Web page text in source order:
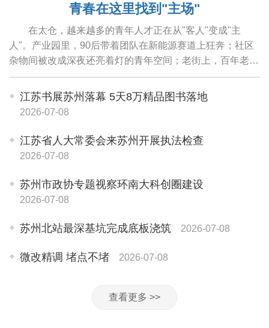
青春在这里找到"主场"
在太仓，越来越多的青年人才正在从"客人"变成"主
人"。产业园里，90后带着团队在新能源赛道上狂奔；社区
杂物间被改成深夜还亮着灯的青年空间；老街上，百年老宅
飘出咖啡香；乡村荷塘边，返乡青年做的微度假项目上了央
视……
江苏书展苏州落幕 5天8万精品图书落地
2026-07-08
江苏省人大常委会来苏州开展执法检查
2026-07-08
苏州市政协专题视察环南大科创圈建设
2026-07-08
苏州北站最深基坑完成底板浇筑 2026-07-08
微改精调 堵点不堵 2026-07-08
查看更多 >>